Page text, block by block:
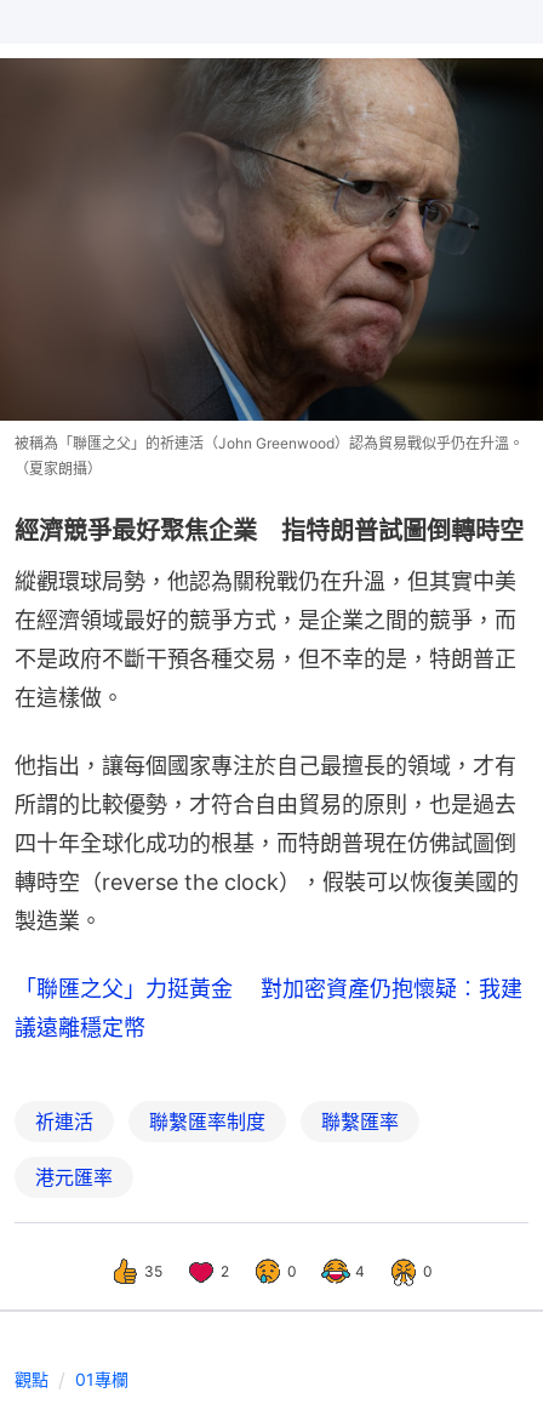
被稱為「聯匯之父」的祈連活（John Greenwood）認為貿易戰似乎仍在升溫。
（夏家朗攝）
經濟競爭最好聚焦企業 指特朗普試圖倒轉時空
縱觀環球局勢，他認為關稅戰仍在升溫，但其實中美
在經濟領域最好的競爭方式，是企業之間的競爭，而
不是政府不斷干預各種交易，但不幸的是，特朗普正
在這樣做。
他指出，讓每個國家專注於自己最擅長的領域，才有
所謂的比較優勢，才符合自由貿易的原則，也是過去
四十年全球化成功的根基，而特朗普現在仿佛試圖倒
轉時空（reverse the clock），假裝可以恢復美國的
製造業。
「聯匯之父」力挺黃金 對加密資產仍抱懷疑︰我建
議遠離穩定幣
祈連活 聯繫匯率制度 聯繫匯率
港元匯率
35 2 0 4 0
觀點 01專欄